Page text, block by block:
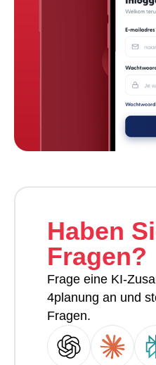
Haben
Fragen?
Frage eine KI-
4planung an und
Fragen.